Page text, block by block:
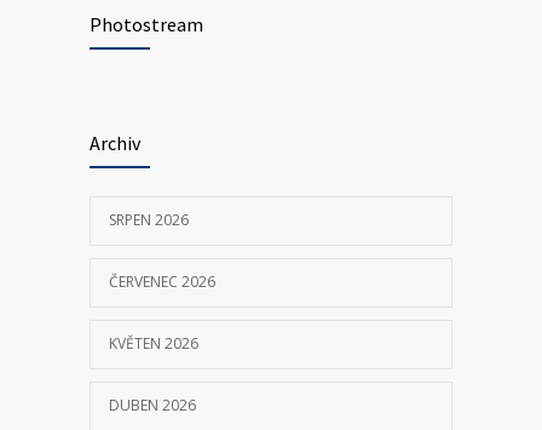
VOZIDLA ZDRAVOTNICKÉ ZÁCHRANNÉ
SLUŽBY
P155 Liberecká
Photostream
Archiv
SRPEN 2026
ČERVENEC 2026
KVĚTEN 2026
DUBEN 2026